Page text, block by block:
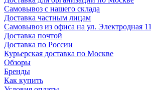
Самовывоз с нашего склада
Доставка частным лицам
Самовывоз из офиса на ул. Электродная 11
Доставка почтой
Доставка по России
Курьерская доставка по Москве
Обзоры
Бренды
Как купить